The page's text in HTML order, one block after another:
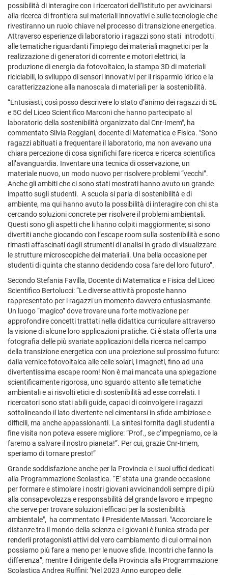
possibilità di interagire con i ricercatori dell’Istituto per avvicinarsi
alla ricerca di frontiera sui materiali innovativi e sulle tecnologie che
rivestiranno un ruolo chiave nel processo di transizione energetica.
Attraverso esperienze di laboratorio i ragazzi sono stati introdotti
alle tematiche riguardanti l’impiego dei materiali magnetici per la
realizzazione di generatori di corrente e motori elettrici, la
produzione di energia da fotovoltaico, la stampa 3D di materiali
riciclabili, lo sviluppo di sensori innovativi per il risparmio idrico e la
caratterizzazione alla nanoscala di materiali per la sostenibilità.
“Entusiasti, così posso descrivere lo stato d’animo dei ragazzi di 5E
e 5C del Liceo Scientifico Marconi che hanno partecipato al
laboratorio della sostenibilità organizzato dal Cnr-Imem", ha
commentato Silvia Reggiani, docente di Matematica e Fisica. "Sono
ragazzi abituati a frequentare il laboratorio, ma non avevano una
chiara percezione di cosa significhi fare ricerca e ricerca scientifica
all’avanguardia. Inventare una tecnica di osservazione, un
materiale nuovo, un modo nuovo per risolvere problemi “vecchi”.
Anche gli ambiti che ci sono stati mostrati hanno avuto un grande
impatto sugli studenti. A scuola si parla di sostenibilità e di
ambiente, ma qui hanno avuto la possibilità di interagire con chi sta
cercando soluzioni concrete per risolvere il problemi ambientali.
Questi sono gli aspetti che li hanno colpiti maggiormente; si sono
divertiti anche giocando con l’escape room sulla sostenibilità e sono
rimasti affascinati dagli strumenti di analisi in grado di visualizzare
le strutture microscopiche dei materiali. Una bella occasione per
studenti di quinta che stanno decidendo cosa fare del loro futuro”.
Secondo Stefania Favilla, Docente di Matematica e Fisica del Liceo
Scientifico Bertolucci: “Le diverse attività proposte hanno
rappresentato per i ragazzi un momento davvero entusiasmante.
Un luogo “magico” dove trovare una forte motivazione per
approfondire concetti trattati nella didattica curriculare attraverso
la visione di alcune loro applicazioni pratiche. Ci è stata offerta una
fotografia delle più svariate applicazioni della ricerca nel campo
della transizione energetica con una proiezione sul prossimo futuro:
dalla vernice fotovoltaica alle celle solari, i magneti, fino ad una
divertentissima escape room! Non è mai mancata una spiegazione
scientificamente rigorosa, uno sguardo attento alle tematiche
ambientali e ai risvolti etici e di sostenibilità ad esse correlati. I
ricercatori sono stati abili guide, capaci di coinvolgere i ragazzi
sottolineando il lato divertente nel cimentarsi in sfide ambiziose e
difficili, ma anche appassionanti. La sintesi fornita dagli studenti a
fine visita non poteva essere migliore: “Prof., se c’impegniamo, ce la
faremo a salvare il nostro pianeta!”. Per cui, grazie Cnr-Imem,
speriamo di tornare presto!”
Grande soddisfazione anche per la Provincia e i suoi uffici dedicati
alla Programmazione Scolastica. “E' stata una grande occasione
per formare e stimolare i nostri giovani avvicinandoli sempre di più
alla consapevolezza e responsabilità del grande lavoro e impegno
che serve per trovare soluzioni efficaci per la sostenibilità
ambientale", ha commentato il Presidente Massari. "Accorciare le
distanze tra il mondo della scienza e i giovani è l’unica strada per
renderli protagonisti attivi del vero cambiamento di cui ormai non
possiamo più fare a meno per le nuove sfide. Incontri che fanno la
differenza”, mentre il dirigente della Provincia alla Programmazione
Scolastica Andrea Ruffini: "Nel 2023 Anno europeo delle